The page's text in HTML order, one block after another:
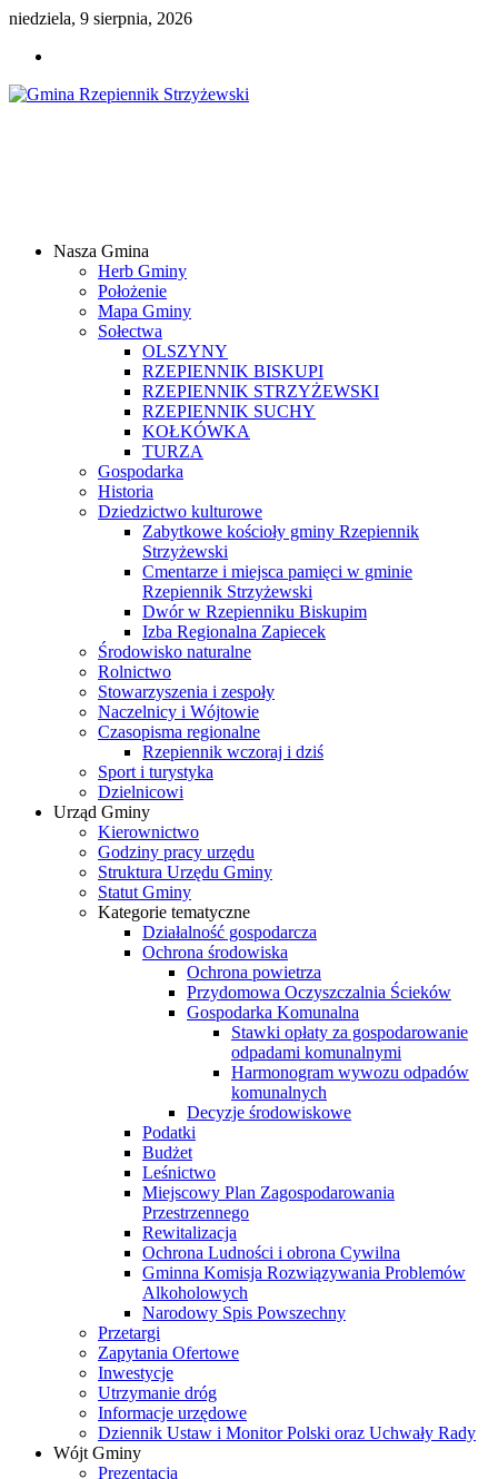
niedziela, 9 sierpnia, 2026
Samorządowy
Internetowy
Nasza Gmina
Herb Gminy
Położenie
Mapa Gminy
Sołectwa
OLSZYNY
RZEPIENNIK BISKUPI
RZEPIENNIK STRZYŻEWSKI
RZEPIENNIK SUCHY
KOŁKÓWKA
TURZA
Gospodarka
Historia
Dziedzictwo kulturowe
Zabytkowe kościoły gminy Rzepiennik
Strzyżewski
Cmentarze i miejsca pamięci w gminie
Rzepiennik Strzyżewski
Dwór w Rzepienniku Biskupim
Izba Regionalna Zapiecek
Środowisko naturalne
Rolnictwo
Stowarzyszenia i zespoły
Naczelnicy i Wójtowie
Czasopisma regionalne
Rzepiennik wczoraj i dziś
Sport i turystyka
Dzielnicowi
Urząd Gminy
Kierownictwo
Godziny pracy urzędu
Struktura Urzędu Gminy
Statut Gminy
Kategorie tematyczne
Działalność gospodarcza
Ochrona środowiska
Ochrona powietrza
Przydomowa Oczyszczalnia Ścieków
Gospodarka Komunalna
Stawki opłaty za gospodarowanie
odpadami komunalnymi
Harmonogram wywozu odpadów
komunalnych
Decyzje środowiskowe
Podatki
Budżet
Leśnictwo
Miejscowy Plan Zagospodarowania
Przestrzennego
Rewitalizacja
Ochrona Ludności i obrona Cywilna
Gminna Komisja Rozwiązywania Problemów
Alkoholowych
Narodowy Spis Powszechny
Przetargi
Zapytania Ofertowe
Inwestycje
Utrzymanie dróg
Informacje urzędowe
Dziennik Ustaw i Monitor Polski oraz Uchwały Rady
Wójt Gminy
Prezentacja